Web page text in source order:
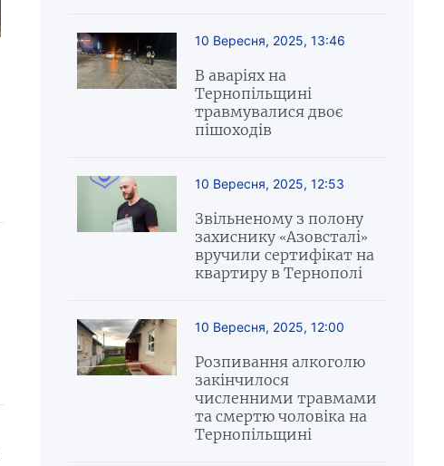
10 Вересня, 2025, 13:46
В аваріях на
Тернопільщині
травмувалися двоє
пішоходів
10 Вересня, 2025, 12:53
Звільненому з полону
захиснику «Азовсталі»
вручили сертифікат на
квартиру в Тернополі
10 Вересня, 2025, 12:00
Розпивання алкоголю
закінчилося
численними травмами
та смертю чоловіка на
Тернопільщині